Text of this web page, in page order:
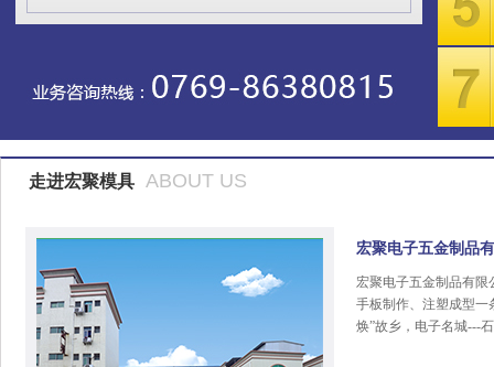
走进宏聚模具 ABOUT US
宏聚电子五金制品
宏聚电子五金制品有限
手板制作、注塑成型一
焕”故乡，电子名城---